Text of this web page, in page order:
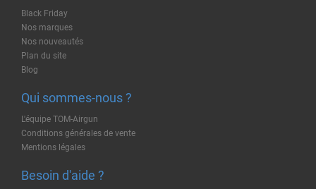
Black Friday
Nos marques
Nos nouveautés
Plan du site
Blog
Qui sommes-nous ?
L'équipe TOM-Airgun
Conditions générales de vente
Mentions légales
Besoin d'aide ?